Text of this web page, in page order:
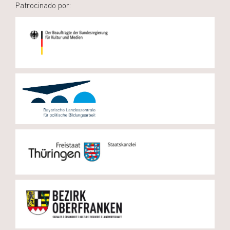
Patrocinado por: